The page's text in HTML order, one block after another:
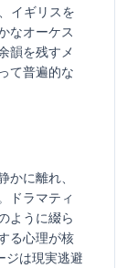
イギリスを
なオーケス
韻を残すメ
て普遍的な
かに離れ、
ドラマティ
ように綴ら
る心理が核
ジは現実逃避